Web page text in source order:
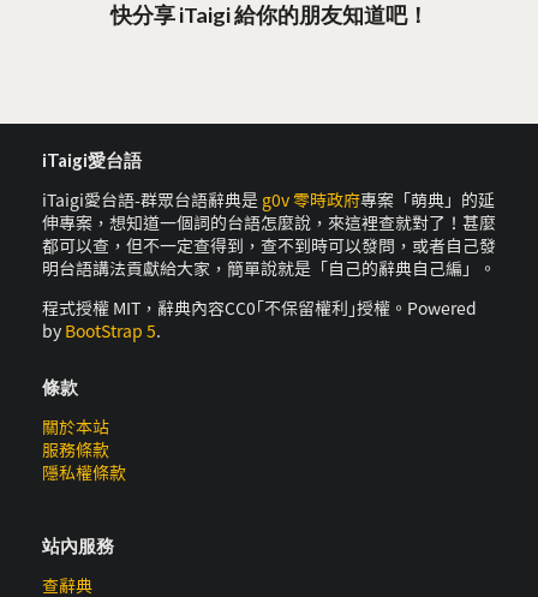
快分享 iTaigi 給你的朋友知道吧！
iTaigi愛台語
iTaigi愛台語-群眾台語辭典是 g0v 零時政府專案「萌典」的延
伸專案，想知道一個詞的台語怎麼說，來這裡查就對了！甚麼
都可以查，但不一定查得到，查不到時可以發問，或者自己發
明台語講法貢獻給大家，簡單說就是「自己的辭典自己編」。
程式授權 MIT，辭典內容CC0｢不保留權利｣授權。Powered
by BootStrap 5.
條款
關於本站
服務條款
隱私權條款
站內服務
查辭典